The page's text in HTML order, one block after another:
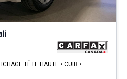
TÊTE HAUTE • CUIR •